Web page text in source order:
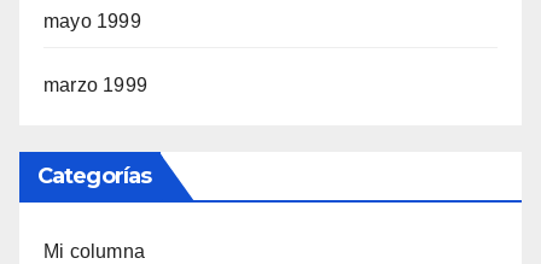
mayo 1999
marzo 1999
Categorías
Mi columna